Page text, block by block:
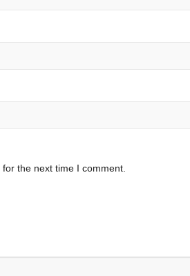
the next time I comment.